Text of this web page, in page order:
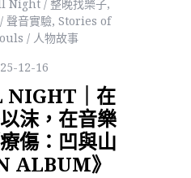
Night / 整晚找樂子,
音實驗, Stories of
/ 人物故事
12-16
NIGHT｜在
沫，在音樂
傷：凹與山
ALBUM》